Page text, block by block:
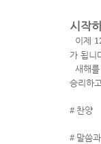
시작
이제
가 됩니
새해
승리하
# 찬양
# 말씀